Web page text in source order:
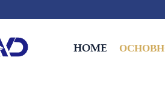
HOME